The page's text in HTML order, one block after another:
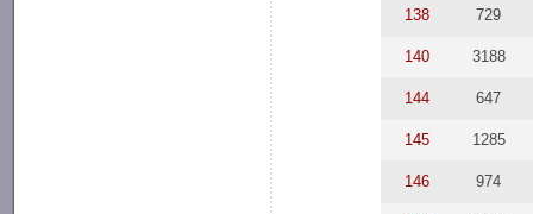
138 729
140 3188
144 647
145 1285
146 974